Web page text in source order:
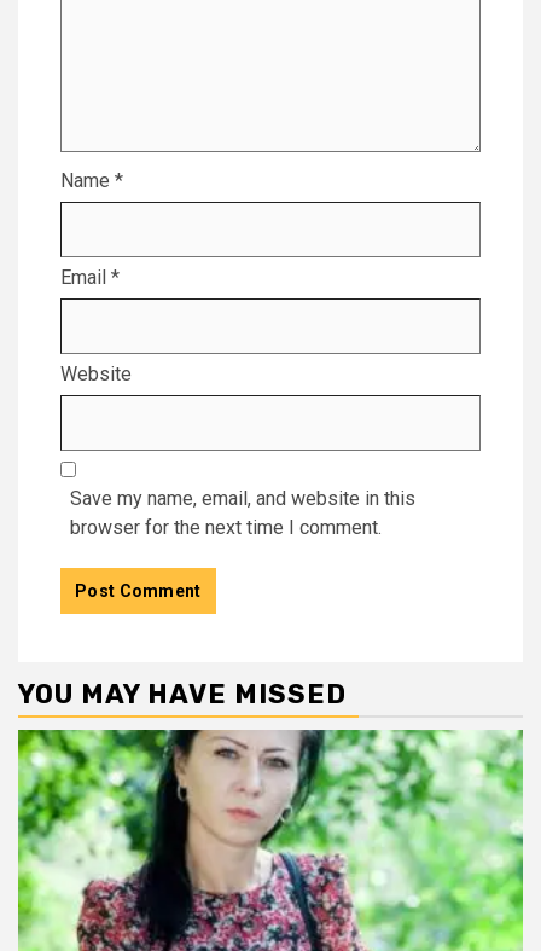
Name *
Email *
Website
Save my name, email, and website in this
browser for the next time I comment.
YOU MAY HAVE MISSED